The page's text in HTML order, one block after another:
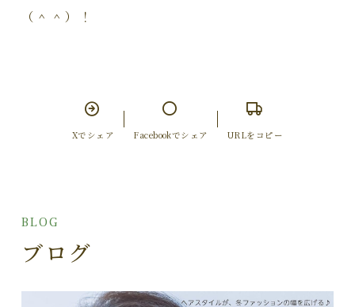
（＾＾）！
Xでシェア Facebookでシェア URLをコピー
BLOG
ブログ